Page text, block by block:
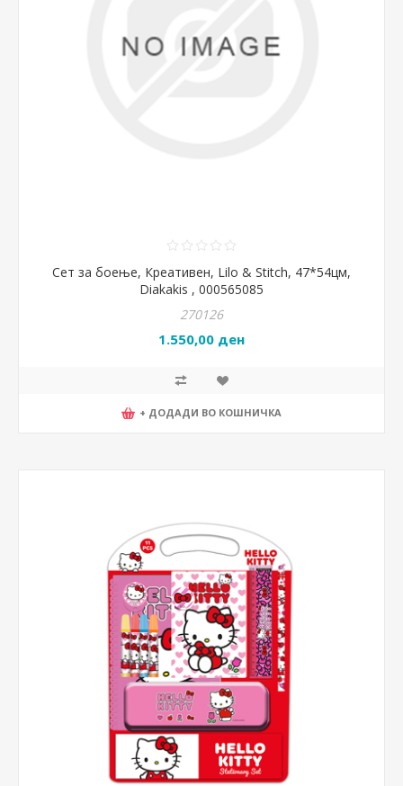
Сет за боење, Креативен, Lilo & Stitch, 47*54цм,
Diakakis , 000565085
270126
1.550,00 ден
+ ДОДАДИ ВО КОШНИЧКА